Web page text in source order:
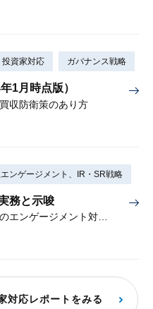
投資家対応 ガバナンス戦略
1月時点版）
収防衛策のあり方
ンゲージメント、IR・SR戦略
務と示唆
活発化するアクティビスト投資家のエンゲージメント対応実務
対応レポートをみる